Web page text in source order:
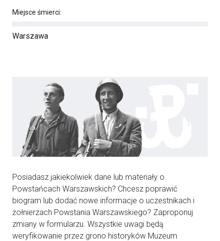
Miejsce śmierci:
Warszawa
Posiadasz jakiekolwiek dane lub materiały o
Powstańcach Warszawskich? Chcesz poprawić
biogram lub dodać nowe informacje o uczestnikach i
żołnierzach Powstania Warszawskiego? Zaproponuj
zmiany w formularzu. Wszystkie uwagi będą
weryfikowanie przez grono historyków Muzeum